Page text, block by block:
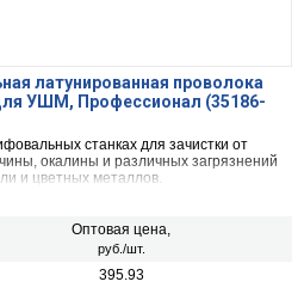
латунированная проволока
УШМ, Профессионал (35186-
станках для зачистки от
окалины и различных загрязнений
и цветных металлов.
Оптовая цена,
руб./шт.
395.93